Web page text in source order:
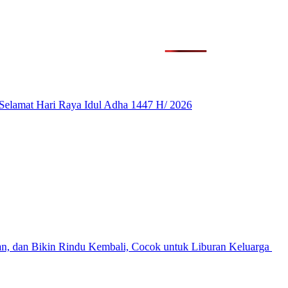
Hari Raya Idul Adha 1447 H/ 2026
dan Bikin Rindu Kembali, Cocok untuk Liburan Keluarga